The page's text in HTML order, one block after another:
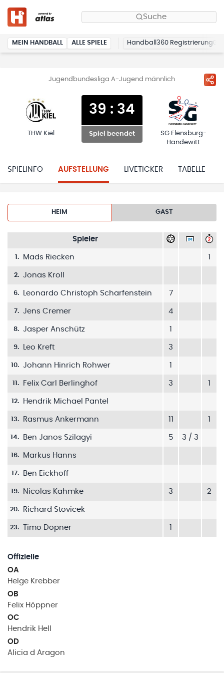
Suche
MEIN HANDBALL ALLE SPIELE Handball360 Registrierung
Jugendbundesliga A-Jugend männlich
THW Kiel
39 : 34
Spiel beendet
SG Flensburg-
Handewitt
SPIELINFO AUFSTELLUNG LIVETICKER TABELLE
HEIM GAST
Spieler
1. Mads Riecken
2. Jonas Kroll
6. Leonardo Christoph Scharfenstein 7
7. Jens Cremer 4
8. Jasper Anschütz
9. Leo Kreft 3
10. Johann Hinrich Rohwer
11. Felix Carl Berlinghof 3
12. Hendrik Michael Pantel
13. Rasmus Ankermann
14. Ben Janos Szilagyi 5 3 / 3
16. Markus Hanns
17. Ben Eickhoff
19. Nicolas Kahmke 3 2
20. Richard Stovicek
23. Timo Döpner
Offizielle
OA
Helge Krebber
OB
Felix Höppner
OC
Hendrik Hell
OD
Alicia d Aragon